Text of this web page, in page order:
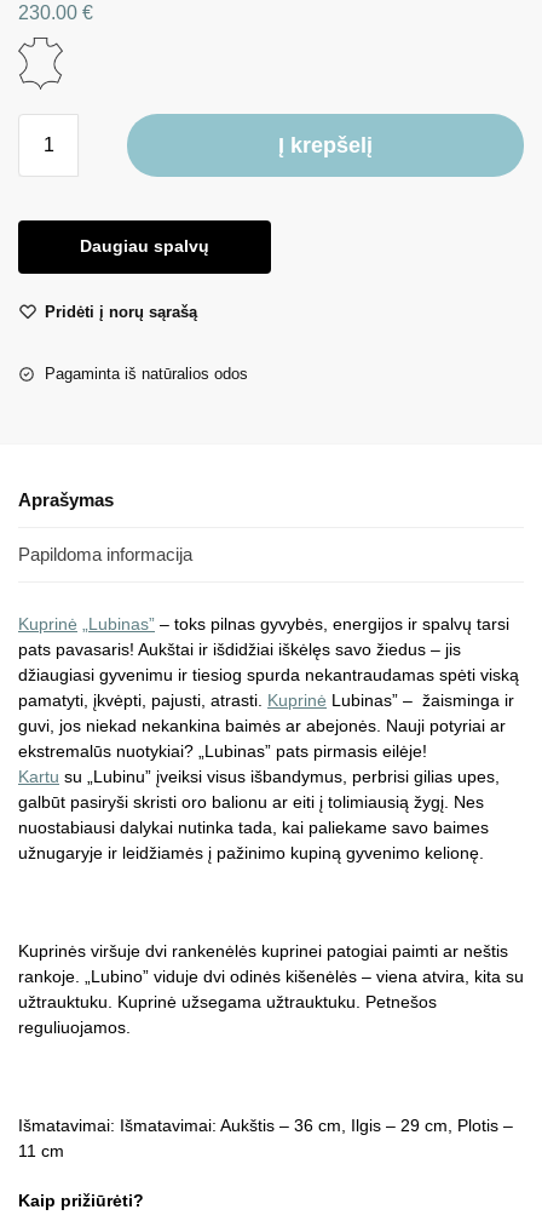
230.00 €
Į krepšelį
Daugiau spalvų
Pridėti į norų sąrašą
Pagaminta iš natūralios odos
Aprašymas
Papildoma informacija
Kuprinė „Lubinas” – toks pilnas gyvybės, energijos ir spalvų tarsi
pats pavasaris! Aukštai ir išdidžiai iškėlęs savo žiedus – jis
džiaugiasi gyvenimu ir tiesiog spurda nekantraudamas spėti viską
pamatyti, įkvėpti, pajusti, atrasti. Kuprinė Lubinas” – žaisminga ir
guvi, jos niekad nekankina baimės ar abejonės. Nauji potyriai ar
ekstremalūs nuotykiai? „Lubinas” pats pirmasis eilėje!
Kartu su „Lubinu” įveiksi visus išbandymus, perbrisi gilias upes,
galbūt pasiryši skristi oro balionu ar eiti į tolimiausią žygį. Nes
nuostabiausi dalykai nutinka tada, kai paliekame savo baimes
užnugaryje ir leidžiamės į pažinimo kupiną gyvenimo kelionę.
Kuprinės viršuje dvi rankenėlės kuprinei patogiai paimti ar neštis
rankoje. „Lubino” viduje dvi odinės kišenėlės – viena atvira, kita su
užtrauktuku. Kuprinė užsegama užtrauktuku. Petnešos
reguliuojamos.
Išmatavimai: Išmatavimai: Aukštis – 36 cm, Ilgis – 29 cm, Plotis –
11 cm
Kaip prižiūrėti?